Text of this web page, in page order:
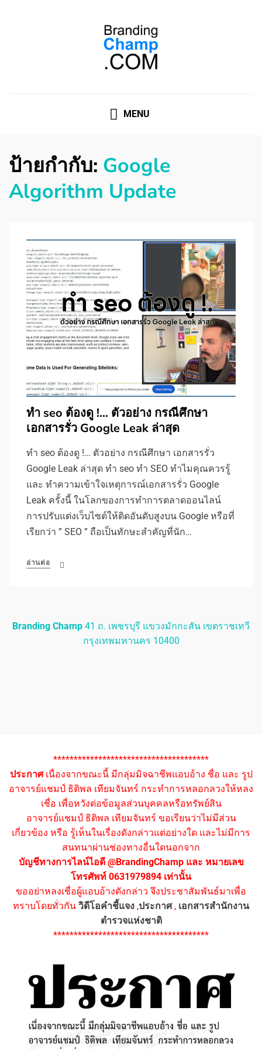
MENU
ป้ายกำกับ: Google
Algorithm Update
ทำ seo ต้องดู !… ตัวอย่าง กรณีศึกษา
เอกสารรั่ว Google Leak ล่าสุด
ทำ seo ต้องดู !… ตัวอย่าง กรณีศึกษา เอกสารรั่ว
Google Leak ล่าสุด ทำ seo ทำ SEO ทำไมคุณควรรู้
และ ทำความเข้าใจเหตุการณ์เอกสารรั่ว Google
Leak ครั้งนี้ ในโลกของการทำการตลาดออนไลน์
การปรับแต่งเว็บไซต์ให้ติดอันดับสูงบน Google หรือที่
เรียกว่า ” SEO ” ถือเป็นทักษะสำคัญที่นัก…
อ่านต่อ
Branding Champ 41 ถ. เพชรบุรี แขวงมักกะสัน เขตราชเทวี
กรุงเทพมหานคร 10400
**************************************
ประกาศเนื่องจากขณะนี้ มีกลุ่มมิจฉาชีพแอบอ้าง ชื่อ และ รูป
อาจารย์แชมป์ ธิติพล เทียมจันทร์ กระทำการหลอกลวงให้หลง
เชื่อ เพื่อหวังต่อข้อมูลส่วนบุคคลหรือทรัพย์สิน
อาจารย์แชมป์ ธิติพล เทียมจันทร์ ขอเรียนว่าไม่มีส่วน
เกี่ยวข้อง หรือ รู้เห็นในเรื่องดังกล่าวแต่อย่างใด และไม่มีการ
สนทนาผ่านช่องทางอื่นใดนอกจาก
บัญชีทางการไลน์ไอดี @BrandingChamp และ หมายเลข
โทรศัพท์ 0631979894 เท่านั้น
ขออย่าหลงเชื่อผู้แอบอ้างดังกล่าว จึงประชาสัมพันธ์มาเพื่อ
ทราบโดยทั่วกัน วิดีโอคำชี้แจง ,ประกาศ, เอกสารสำนักงาน
ตำรวจแห่งชาติ
**************************************